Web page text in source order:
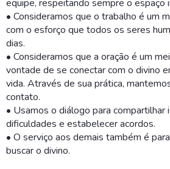
equipe, respeitando sempre o espaço
• Consideramos que o trabalho é um
com o esforço que todos os seres
dias.
• Consideramos que a oração é um
vontade de se conectar com o divino
vida. Através de sua prática,
contato.
• Usamos o diálogo para compartilhar
dificuldades e estabelecer acordos.
• O serviço aos demais também é
buscar o divino.